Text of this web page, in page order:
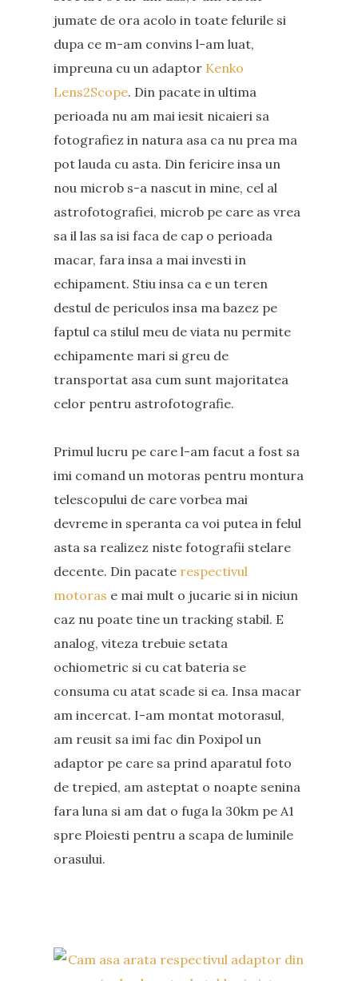
jumate de ora acolo in toate felurile si
dupa ce m-am convins l-am luat,
impreuna cu un adaptor Kenko
Lens2Scope. Din pacate in ultima
perioada nu am mai iesit nicaieri sa
fotografiez in natura asa ca nu prea ma
pot lauda cu asta. Din fericire insa un
nou microb s-a nascut in mine, cel al
astrofotografiei, microb pe care as vrea
sa il las sa isi faca de cap o perioada
macar, fara insa a mai investi in
echipament. Stiu insa ca e un teren
destul de periculos insa ma bazez pe
faptul ca stilul meu de viata nu permite
echipamente mari si greu de
transportat asa cum sunt majoritatea
celor pentru astrofotografie.
Primul lucru pe care l-am facut a fost sa
imi comand un motoras pentru montura
telescopului de care vorbea mai
devreme in speranta ca voi putea in felul
asta sa realizez niste fotografii stelare
decente. Din pacate respectivul
motoras e mai mult o jucarie si in niciun
caz nu poate tine un tracking stabil. E
analog, viteza trebuie setata
ochiometric si cu cat bateria se
consuma cu atat scade si ea. Insa macar
am incercat. I-am montat motorasul,
am reusit sa imi fac din Poxipol un
adaptor pe care sa prind aparatul foto
de trepied, am asteptat o noapte senina
fara luna si am dat o fuga la 30km pe A1
spre Ploiesti pentru a scapa de luminile
orasului.